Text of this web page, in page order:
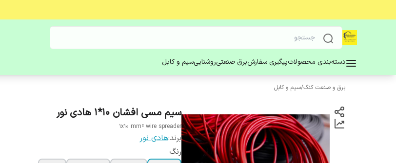
دسته‌بندی محصولاتپیگیری سفارشبرق صنعتیروشناییسیم و کابل
برق و صنعت کنگ/سیم و کابل
سیم مسی افشان 10*1 هادی نور
1x10 mm² wire spreader
برند:هادی نور
رنگ